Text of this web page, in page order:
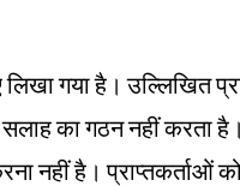
लिखा गया है। उल्लिखित
का गठन नहीं करता
नहीं है। प्राप्तकर्ताओं